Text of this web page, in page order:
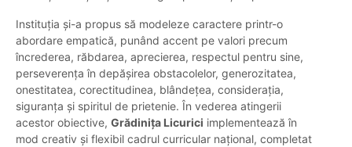
Instituția și-a propus să modeleze caractere printr-o
abordare empatică, punând accent pe valori precum
încrederea, răbdarea, aprecierea, respectul pentru sine,
perseverența în depășirea obstacolelor, generozitatea,
onestitatea, corectitudinea, blândețea, considerația,
siguranța și spiritul de prietenie. În vederea atingerii
acestor obiective, Grădinița Licurici implementează în
mod creativ și flexibil cadrul curricular național, completat